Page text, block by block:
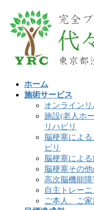
ン
テ
ビ
ゲ
ホーム
施術サービス
オンラインリ
施設(老人ホ
リハビリ
脳梗塞によ
ビリ
脳梗塞によ
脳梗塞その
高次脳機能
自主トレー
ご本人、ご